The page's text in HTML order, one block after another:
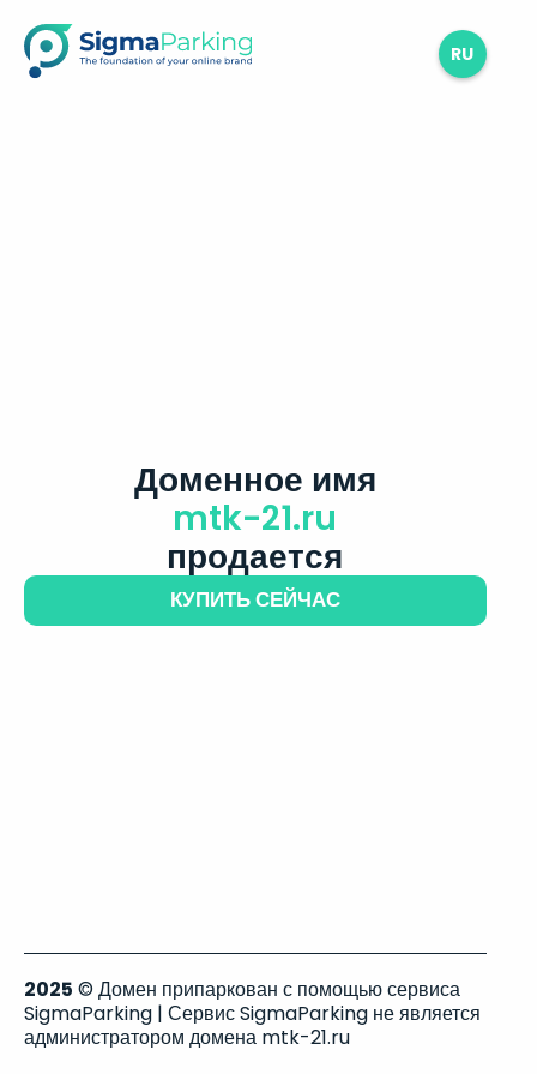
RU
Доменное имя
mtk-21.ru
продается
КУПИТЬ СЕЙЧАС
2025 © Домен припаркован с помощью сервиса
SigmaParking | Сервис SigmaParking не является
администратором домена mtk-21.ru